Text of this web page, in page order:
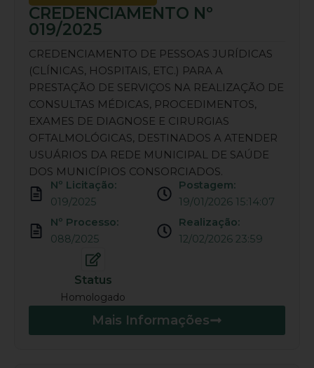
CREDENCIAMENTO Nº
019/2025
CREDENCIAMENTO DE PESSOAS JURÍDICAS
(CLÍNICAS, HOSPITAIS, ETC.) PARA A
PRESTAÇÃO DE SERVIÇOS NA REALIZAÇÃO DE
CONSULTAS MÉDICAS, PROCEDIMENTOS,
EXAMES DE DIAGNOSE E CIRURGIAS
OFTALMOLÓGICAS, DESTINADOS A ATENDER
USUÁRIOS DA REDE MUNICIPAL DE SAÚDE
DOS MUNICÍPIOS CONSORCIADOS.
Nº Licitação:
019/2025
Nº Processo:
088/2025
Postagem:
19/01/2026 15:14:07
Realização:
12/02/2026 23:59
Status
Homologado
Mais Informações